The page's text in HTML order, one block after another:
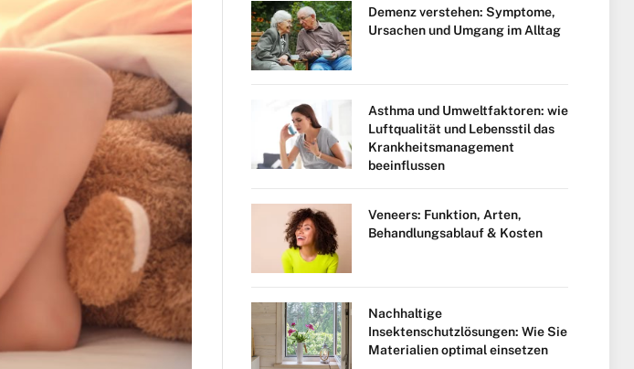
Demenz verstehen: Symptome,
Ursachen und Umgang im Alltag
Asthma und Umweltfaktoren: wie
Luftqualität und Lebensstil das
Krankheitsmanagement
beeinflussen
Veneers: Funktion, Arten,
Behandlungsablauf & Kosten
Nachhaltige
Insektenschutzlösungen: Wie Sie
Materialien optimal einsetzen